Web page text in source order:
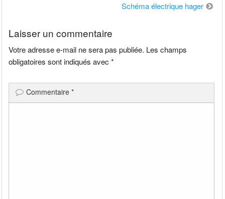
Schéma électrique hager
Laisser un commentaire
Votre adresse e-mail ne sera pas publiée. Les champs
obligatoires sont indiqués avec*
Commentaire*